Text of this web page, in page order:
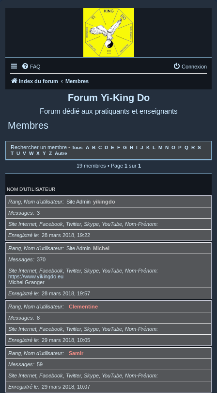
FAQ Connexion
Index du forum Membres
Forum Yi-King Do
Forum dédié aux pratiquants et enseignants
Membres
Rechercher un membre • Tous A B C D E F G H I J K L M N O P Q R S
T U V W X Y Z Autre
19 membres • Page 1 sur 1
NOM D’UTILISATEUR
Rang, Nom d’utilisateur Site Admin yikingdo
Messages
3
Site Internet, Facebook, Twitter, Skype, YouTube, Nom-Prénom
Enregistré le
28 mars 2018, 19:22
Rang, Nom d’utilisateur Site Admin Michel
Messages
370
Site Internet, Facebook, Twitter, Skype, YouTube, Nom-Prénom
https://www.yikingdo.eu
Michel Granger
Enregistré le
28 mars 2018, 19:57
Rang, Nom d’utilisateur
Clementine
Messages
8
Site Internet, Facebook, Twitter, Skype, YouTube, Nom-Prénom
Enregistré le
29 mars 2018, 10:05
Rang, Nom d’utilisateur
Samir
Messages
59
Site Internet, Facebook, Twitter, Skype, YouTube, Nom-Prénom
Enregistré le
29 mars 2018, 10:07